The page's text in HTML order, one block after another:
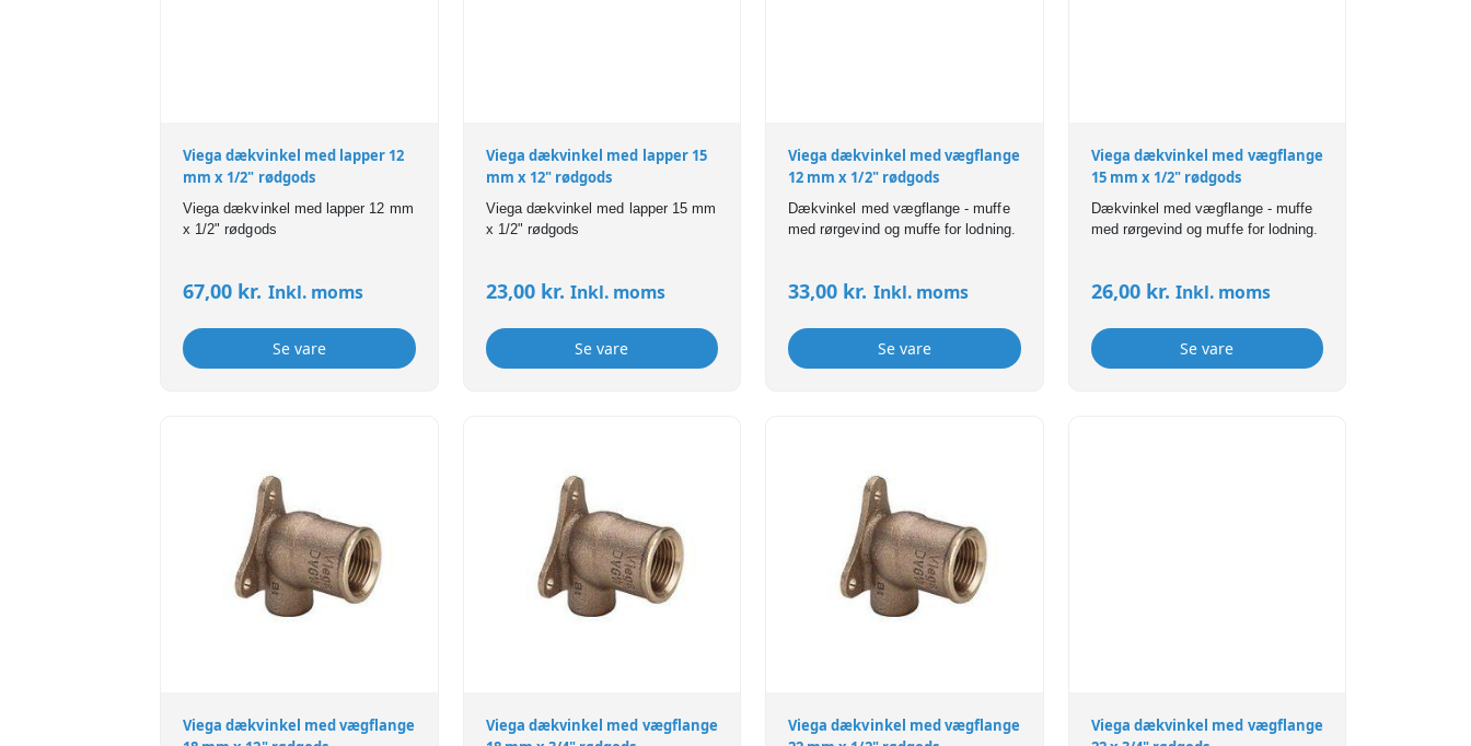
Viega dækvinkel med lapper 12
mm x 1/2" rødgods
Viega dækvinkel med lapper 12 mm
x 1/2" rødgods
67,00 kr. Inkl. moms
Se vare
Viega dækvinkel med lapper 15
mm x 12" rødgods
Viega dækvinkel med lapper 15 mm
x 1/2" rødgods
23,00 kr. Inkl. moms
Se vare
Viega dækvinkel med vægflange
12 mm x 1/2" rødgods
Dækvinkel med vægflange - muffe
med rørgevind og muffe for lodning.
33,00 kr. Inkl. moms
Se vare
Viega dækvinkel med vægflange
15 mm x 1/2" rødgods
Dækvinkel med vægflange - muffe
med rørgevind og muffe for lodning.
26,00 kr. Inkl. moms
Se vare
Viega dækvinkel med vægflange
Viega dækvinkel med vægflange
Viega dækvinkel med vægflange
Viega dækvinkel med vægflange